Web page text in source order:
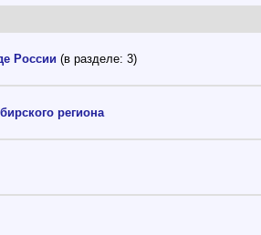
России (в разделе: 3)
региона